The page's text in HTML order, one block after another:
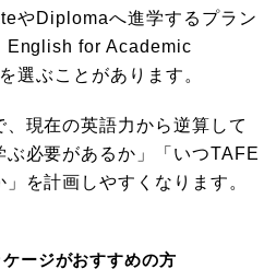
やDiplomaへ進学するプラン
English for Academic
選ぶことがあります。
現在の英語力から逆算して
ぶ必要があるか」「いつTAFE
を計画しやすくなります。
ージがおすすめの方